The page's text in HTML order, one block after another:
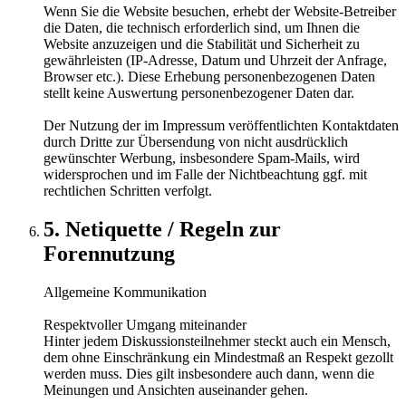
Wenn Sie die Website besuchen, erhebt der Website-Betreiber
die Daten, die technisch erforderlich sind, um Ihnen die
Website anzuzeigen und die Stabilität und Sicherheit zu
gewährleisten (IP-Adresse, Datum und Uhrzeit der Anfrage,
Browser etc.). Diese Erhebung personenbezogenen Daten
stellt keine Auswertung personenbezogener Daten dar.
Der Nutzung der im Impressum veröffentlichten Kontaktdaten
durch Dritte zur Übersendung von nicht ausdrücklich
gewünschter Werbung, insbesondere Spam-Mails, wird
widersprochen und im Falle der Nichtbeachtung ggf. mit
rechtlichen Schritten verfolgt.
5. Netiquette / Regeln zur
Forennutzung
Allgemeine Kommunikation
Respektvoller Umgang miteinander
Hinter jedem Diskussionsteilnehmer steckt auch ein Mensch,
dem ohne Einschränkung ein Mindestmaß an Respekt gezollt
werden muss. Dies gilt insbesondere auch dann, wenn die
Meinungen und Ansichten auseinander gehen.